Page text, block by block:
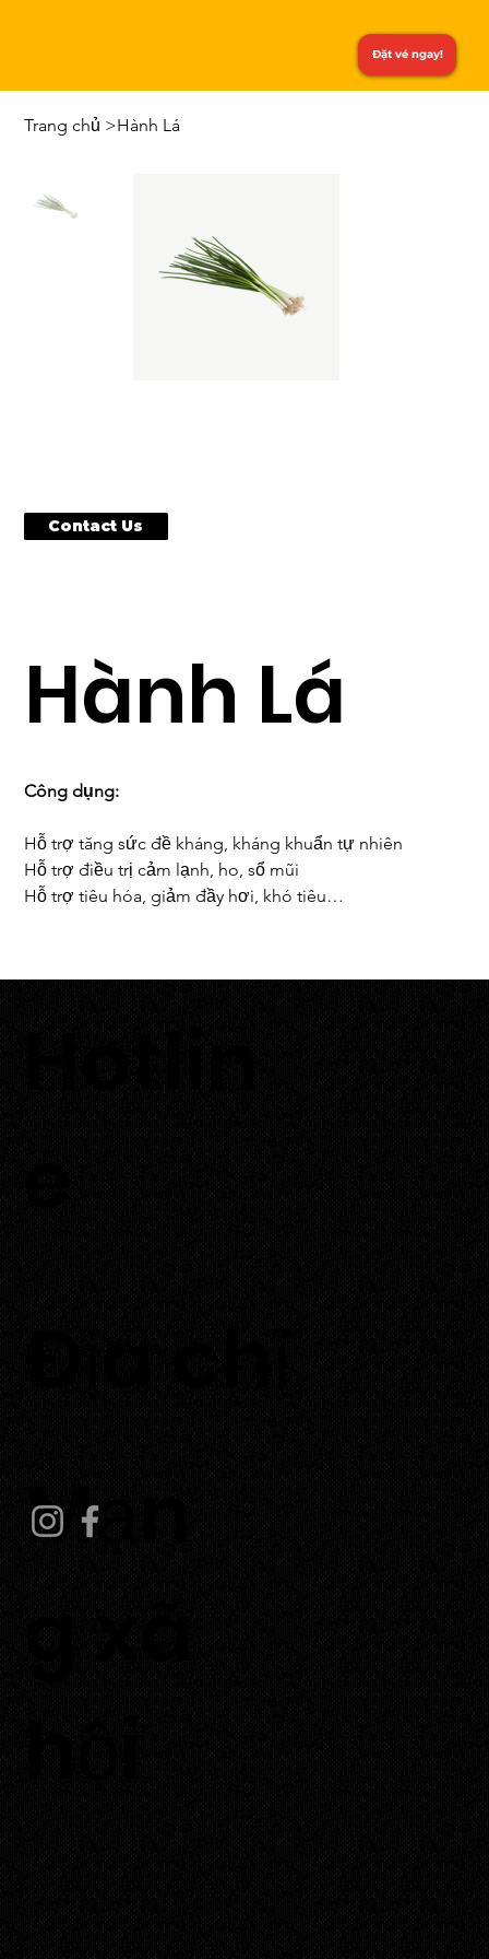
Đặt vé ngay!
Trang chủ >Hành Lá
Hành Lá
Công dụng:
Hỗ trợ tăng sức đề kháng, kháng khuẩn tự nhiên
Hỗ trợ điều trị cảm lạnh, ho, sổ mũi
Hỗ trợ tiêu hóa, giảm đầy hơi, khó tiêu
Hỗ trợ phòng chống oxy hóa, chống viêm
Hỗ trợ bổ sung khoáng chất cần thiết như sắt, kali, canxi
Contact Us
Hotlin
e
0933 700 226
​Địa chỉ
Thôn Tuấn Tú, xã An Hải,
huyện Ninh Phước, tỉnh Ninh Thuận.
Mạn
g xã
hội